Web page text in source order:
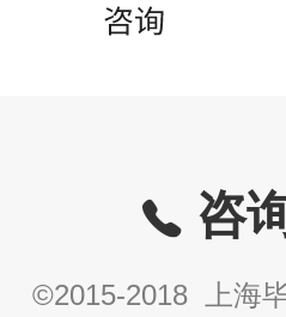
咨
©2015-2018 上海